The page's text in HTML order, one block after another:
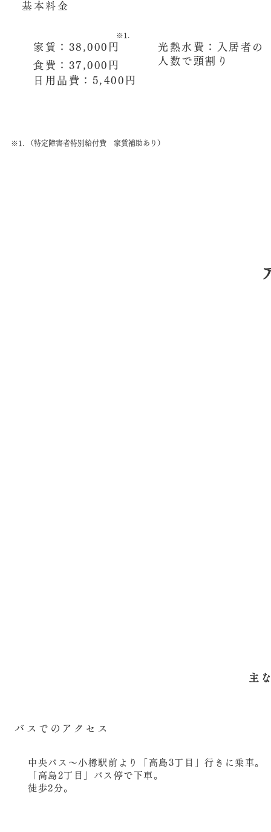
※1.
家賃：38,000円
食費：37,000円
光熱水費：入居者の
人数で頭割り
日用品費：5,400円
基本料金
※1. （特定障害者特別給付費 家賃補助あり）
主
中央バス〜小樽駅前より「高島3丁目」行きに乗車。
「高島2丁目」バス停で下車。
徒歩2分。
バスでのアクセス